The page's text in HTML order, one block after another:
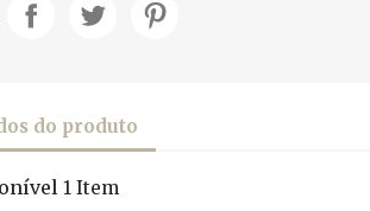
do produto
1 Item